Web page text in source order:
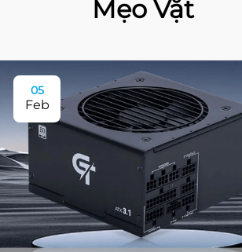
Mẹo Vặt
05
Feb